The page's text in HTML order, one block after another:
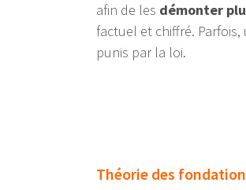
afin de les démonter
factuel et chiffré.
punis par la loi.
Théorie des